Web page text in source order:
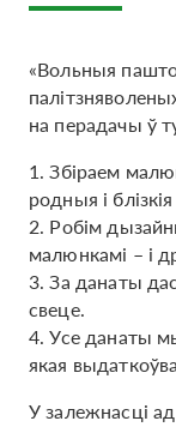
«Вольныя
на перадачы ў
1. Збіраем
родныя і
2. Робім
малюнкамі – і
3. За данаты
свеце.
4. Усе данаты
якая
У залежнасці